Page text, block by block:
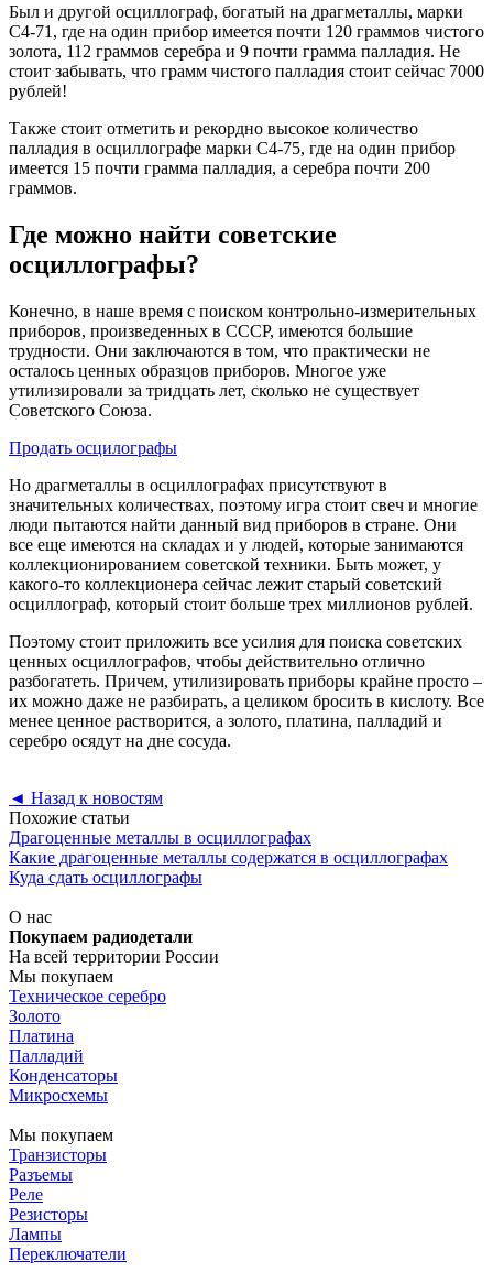
Был и другой осциллограф, богатый на драгметаллы, марки
С4-71, где на один прибор имеется почти 120 граммов чистого
золота, 112 граммов серебра и 9 почти грамма палладия. Не
стоит забывать, что грамм чистого палладия стоит сейчас 7000
рублей!
Также стоит отметить и рекордно высокое количество
палладия в осциллографе марки С4-75, где на один прибор
имеется 15 почти грамма палладия, а серебра почти 200
граммов.
Где можно найти советские
осциллографы?
Конечно, в наше время с поиском контрольно-измерительных
приборов, произведенных в СССР, имеются большие
трудности. Они заключаются в том, что практически не
осталось ценных образцов приборов. Многое уже
утилизировали за тридцать лет, сколько не существует
Советского Союза.
Продать осцилографы
Но драгметаллы в осциллографах присутствуют в
значительных количествах, поэтому игра стоит свеч и многие
люди пытаются найти данный вид приборов в стране. Они
все еще имеются на складах и у людей, которые занимаются
коллекционированием советской техники. Быть может, у
какого-то коллекционера сейчас лежит старый советский
осциллограф, который стоит больше трех миллионов рублей.
Поэтому стоит приложить все усилия для поиска советских
ценных осциллографов, чтобы действительно отлично
разбогатеть. Причем, утилизировать приборы крайне просто –
их можно даже не разбирать, а целиком бросить в кислоту. Все
менее ценное растворится, а золото, платина, палладий и
серебро осядут на дне сосуда.
◄ Назад к новостям
Похожие статьи
Драгоценные металлы в осциллографах
Какие драгоценные металлы содержатся в осциллографах
Куда сдать осциллографы
О нас
Покупаем радиодетали
На всей территории России
Мы покупаем
Техническое серебро
Золото
Платина
Палладий
Конденсаторы
Микросхемы
Мы покупаем
Транзисторы
Разъемы
Реле
Резисторы
Лампы
Переключатели